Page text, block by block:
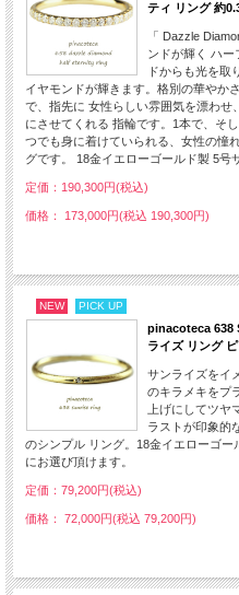
ティ リング 約
「 Dazzle
ンドが輝く ハー
ドからも光を
イヤモンドが輝きます。格別の華やか
で、指先に 女性らしい雰囲気を漂わ
にさせてくれる 指輪です。1本で、そ
つでも身に着けていられる、女性の
グです。 18金イエローゴールド製 5号
定価：190,300円(税込)
価格： 173,000円(税込 190,300円)
NEW PICK UP
pinacoteca 638
ライズ リング
サンライズをイ
のキラメキをプ
上げにしてツヤ
ラストが印象的
のシンプル リング。18金イエローゴ
にお選び頂けます。
定価：79,200円(税込)
価格： 72,000円(税込 79,200円)